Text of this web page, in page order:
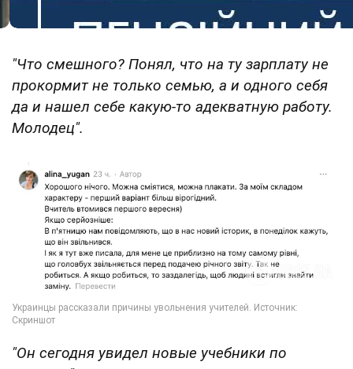
"Что смешного? Понял, что на ту зарплату не
прокормит не только семью, а и одного себя
да и нашел себе какую-то адекватную работу.
Молодец".
"Он сегодня увидел новые учебники по